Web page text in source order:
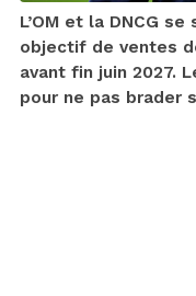
L’OM et la DNCG
objectif de ventes
avant fin juin 2027.
pour ne pas brader